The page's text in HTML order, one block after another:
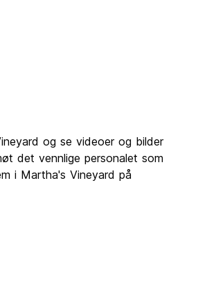
og se videoer og bilder
det vennlige personalet som
i Martha's Vineyard på